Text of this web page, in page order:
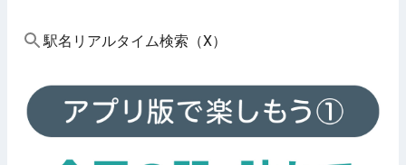
駅名リアルタイム検索（X）